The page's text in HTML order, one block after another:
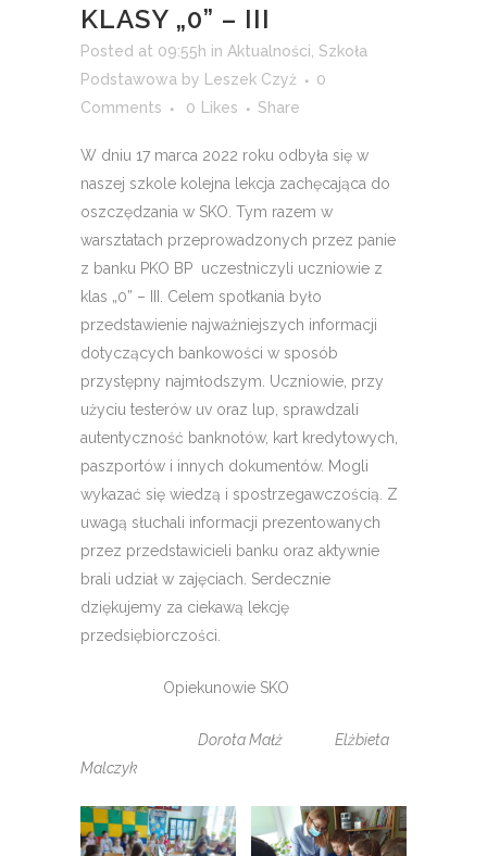
KLASY „0” – III
Posted at 09:55h in Aktualności Szkoła
Podstawowa by Leszek Czyż
0
Comments
0 Likes Share
W dniu 17 marca 2022 roku odbyła się w
naszej szkole kolejna lekcja zachęcająca do
oszczędzania w SKO. Tym razem w
warsztatach przeprowadzonych przez panie
z banku PKO BP uczestniczyli uczniowie z
klas „0” – III. Celem spotkania było
przedstawienie najważniejszych informacji
dotyczących bankowości w sposób
przystępny najmłodszym. Uczniowie, przy
użyciu testerów uv oraz lup, sprawdzali
autentyczność banknotów, kart kredytowych,
paszportów i innych dokumentów. Mogli
wykazać się wiedzą i spostrzegawczością. Z
uwagą słuchali informacji prezentowanych
przez przedstawicieli banku oraz aktywnie
brali udział w zajęciach. Serdecznie
dziękujemy za ciekawą lekcję
przedsiębiorczości.
Opiekunowie SKO
Dorota Małż Elżbieta
Malczyk